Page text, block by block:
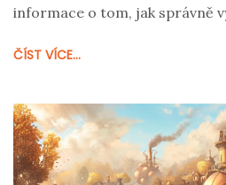
informace o tom, jak správně
kuchyni.
ČÍST VÍCE...